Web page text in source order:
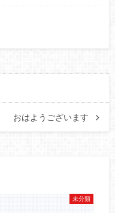
おはようございます
未分類